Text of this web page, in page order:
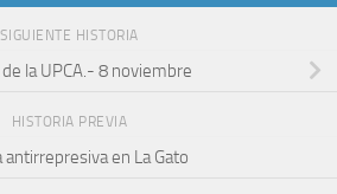
SIGUIENTE HISTORIA
la UPCA.- 8 noviembre
HISTORIA PREVIA
antirrepresiva en La Gato